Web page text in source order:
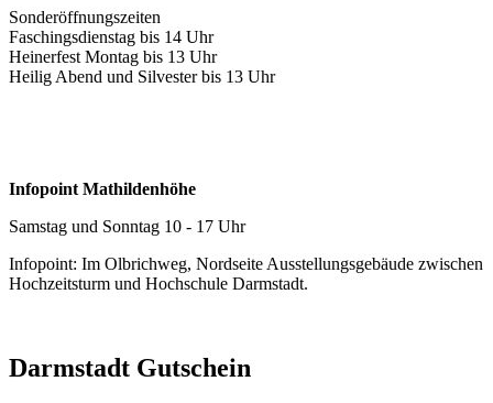
Sonderöffnungszeiten
Faschingsdienstag bis 14 Uhr
Heinerfest Montag bis 13 Uhr
Heilig Abend und Silvester bis 13 Uhr
Infopoint Mathildenhöhe
Samstag und Sonntag 10 - 17 Uhr
Infopoint: Im Olbrichweg, Nordseite Ausstellungsgebäude zwischen
Hochzeitsturm und Hochschule Darmstadt.
Darmstadt Gutschein